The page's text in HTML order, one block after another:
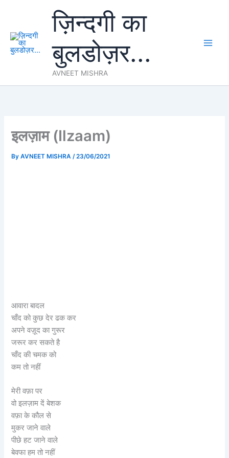
content
ज़िन्दगी का
बुलडोज़र...
AVNEET MISHRA
इलज़ाम (Ilzaam)
ByAVNEET MISHRA/23/06/2021
आवारा बादल
चाँद को कुछ देर ढक कर
अपने वज़ूद का गुरूर
जरूर कर सकते है
चाँद की चमक को
कम तो नहीं
मेरी वफ़ा पर
वो इलज़ाम दें बेशक
वफ़ा के कौल से
मुकर जाने वाले
पीछे हट जाने वाले
बेवफा हम तो नहीं